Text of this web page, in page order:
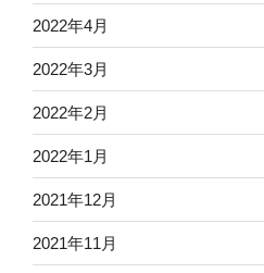
2022年4月
2022年3月
2022年2月
2022年1月
2021年12月
2021年11月